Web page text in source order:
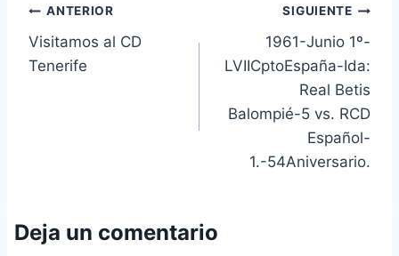
Navegación
de
ANTERIOR
Visitamos al CD
Tenerife
SIGUIENTE
1961-Junio 1º-
LVIICptoEspaña-Ida:
Real Betis
Balompié-5 vs. RCD
Español-
1.-54Aniversario.
Deja un comentario